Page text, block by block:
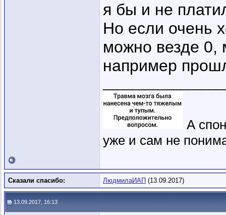
я бы и не
Но если очень
можно везде
например
А
уже и сам не
Сказали спасибо: ЛюдмилаИАП (13.09.2017)
13.09.2017, 16:13